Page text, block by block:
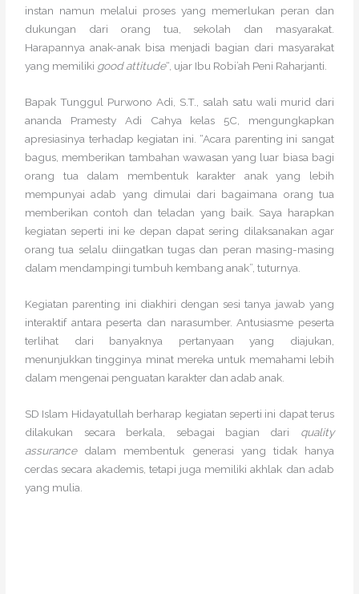
instan namun melalui proses yang memerlukan peran dan
dukungan dari orang tua, sekolah dan masyarakat.
Harapannya anak-anak bisa menjadi bagian dari masyarakat
yang memiliki good attitude“, ujar Ibu Robi’ah Peni Raharjanti.
Bapak Tunggul Purwono Adi, S.T., salah satu wali murid dari
ananda Pramesty Adi Cahya kelas 5C, mengungkapkan
apresiasinya terhadap kegiatan ini. “Acara parenting ini sangat
bagus, memberikan tambahan wawasan yang luar biasa bagi
orang tua dalam membentuk karakter anak yang lebih
mempunyai adab yang dimulai dari bagaimana orang tua
memberikan contoh dan teladan yang baik. Saya harapkan
kegiatan seperti ini ke depan dapat sering dilaksanakan agar
orang tua selalu diingatkan tugas dan peran masing-masing
dalam mendampingi tumbuh kembang anak”, tuturnya.
Kegiatan parenting ini diakhiri dengan sesi tanya jawab yang
interaktif antara peserta dan narasumber. Antusiasme peserta
terlihat dari banyaknya pertanyaan yang diajukan,
menunjukkan tingginya minat mereka untuk memahami lebih
dalam mengenai penguatan karakter dan adab anak.
SD Islam Hidayatullah berharap kegiatan seperti ini dapat terus
dilakukan secara berkala, sebagai bagian dari quality
assurancedalam membentuk generasi yang tidak hanya
cerdas secara akademis, tetapi juga memiliki akhlak dan adab
yang mulia.